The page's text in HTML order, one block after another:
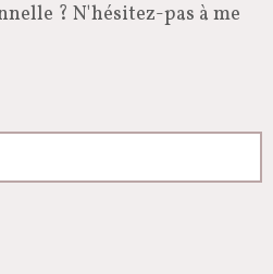
? N'hésitez-pas à me